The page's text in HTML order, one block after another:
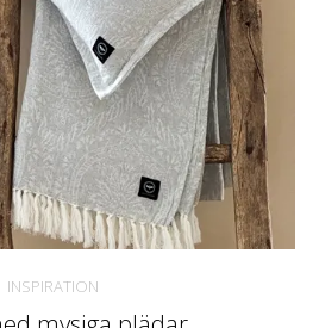
INSPIRATION